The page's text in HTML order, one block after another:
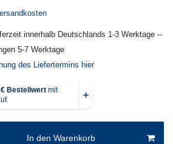
innerhalb Deutschlands 1-3 Werktage --
5-7 Werktage
des Liefertermins hier
In den Warenkorb